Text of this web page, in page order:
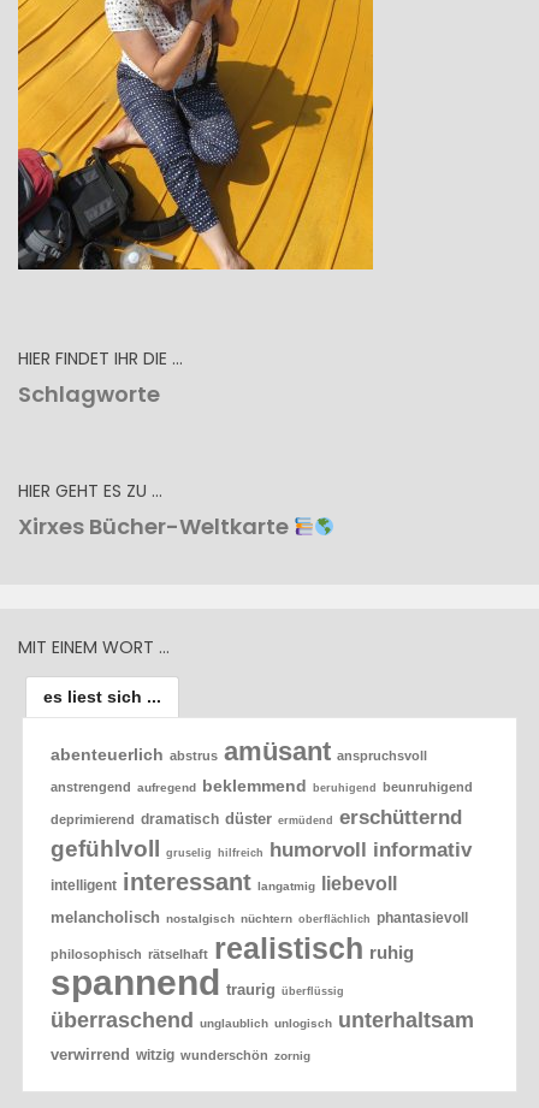
HIER FINDET IHR DIE …
Schlagworte
HIER GEHT ES ZU …
Xirxes Bücher-Weltkarte
MIT EINEM WORT …
es liest sich ...
abenteuerlich abstrus amüsant anspruchsvoll
anstrengend aufregend beklemmend beruhigend beunruhigend
deprimierend dramatisch düster ermüdend erschütternd
gefühlvoll gruselig hilfreich humorvoll informativ
intelligent interessant langatmig liebevoll
melancholisch nostalgisch nüchtern oberflächlich phantasievoll
philosophisch rätselhaft realistisch ruhig
spannend traurig überflüssig
überraschend unglaublich unlogisch unterhaltsam
verwirrend witzig wunderschön zornig